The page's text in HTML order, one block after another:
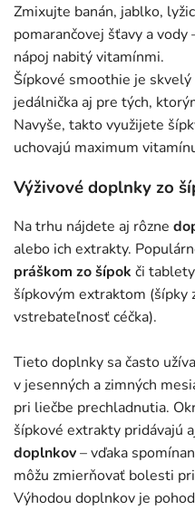
Zmixujte banán, jablko,
pomarančovej šťavy a
nápoj nabitý vitamínmi.
Šípkové smoothie je
jedálnička aj pre tých,
Navyše, takto využijete
uchovajú maximum
Výživové doplnky zo
Na trhu nájdete aj rôzne
alebo ich extrakty.
práškom zo šípok či
šípkovým extraktom (šípky
vstrebateľnosť céčka).
Tieto doplnky sa často
v jesenných a zimných
pri liečbe prechladnutia.
šípkové extrakty pridávajú
doplnkov– vďaka
môžu zmierňovať bolesti
Výhodou doplnkov je